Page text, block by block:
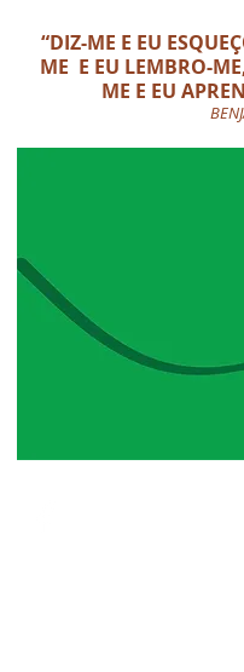
“DIZ-ME E EU
ME E EU LEMBRO-
ME E EU